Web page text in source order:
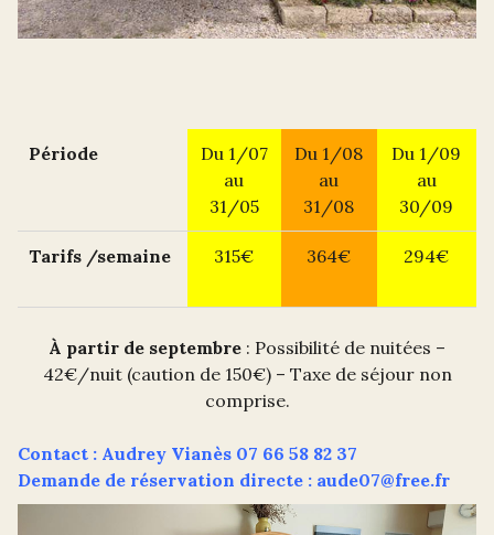
Période
Du 1/07
au
31/05
Du 1/08
au
31/08
Du 1/09
au
30/09
Tarifs /semaine 315€ 364€ 294€
À partir de septembre : Possibilité de nuitées –
42€/nuit (caution de 150€) – Taxe de séjour non
comprise.
Contact : Audrey Vianès 07 66 58 82 37
Demande de réservation directe : aude07@free.fr